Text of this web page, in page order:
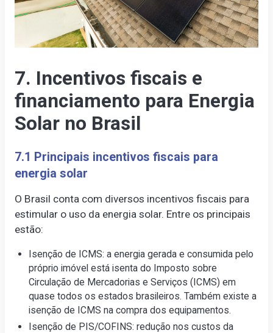
7. Incentivos fiscais e
financiamento para Energia
Solar no Brasil
7.1 Principais incentivos fiscais para
energia solar
O Brasil conta com diversos incentivos fiscais para
estimular o uso da energia solar. Entre os principais
estão:
Isenção de ICMS: a energia gerada e consumida pelo
próprio imóvel está isenta do Imposto sobre
Circulação de Mercadorias e Serviços (ICMS) em
quase todos os estados brasileiros. Também existe a
isenção de ICMS na compra dos equipamentos.
Isenção de PIS/COFINS: redução nos custos da